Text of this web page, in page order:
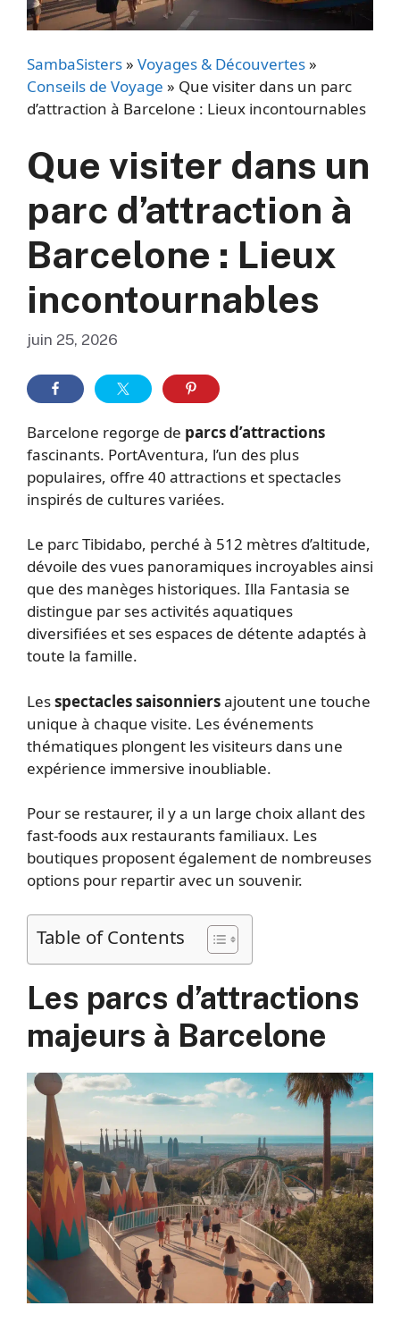
SambaSisters» Voyages & Découvertes»
Conseils de Voyage » Que visiter dans un parc
d’attraction à Barcelone : Lieux incontournables
Que visiter dans un
parc d’attraction à
Barcelone : Lieux
incontournables
juin 25, 2026
Barcelone regorge de parcs d’attractions
fascinants. PortAventura, l’un des plus
populaires, offre 40 attractions et spectacles
inspirés de cultures variées.
Le parc Tibidabo, perché à 512 mètres d’altitude,
dévoile des vues panoramiques incroyables ainsi
que des manèges historiques. Illa Fantasia se
distingue par ses activités aquatiques
diversifiées et ses espaces de détente adaptés à
toute la famille.
Lesspectacles saisonniersajoutent une touche
unique à chaque visite. Les événements
thématiques plongent les visiteurs dans une
expérience immersive inoubliable.
Pour se restaurer, il y a un large choix allant des
fast-foods aux restaurants familiaux. Les
boutiques proposent également de nombreuses
options pour repartir avec un souvenir.
Table of Contents
Les parcs d’attractions
majeurs à Barcelone